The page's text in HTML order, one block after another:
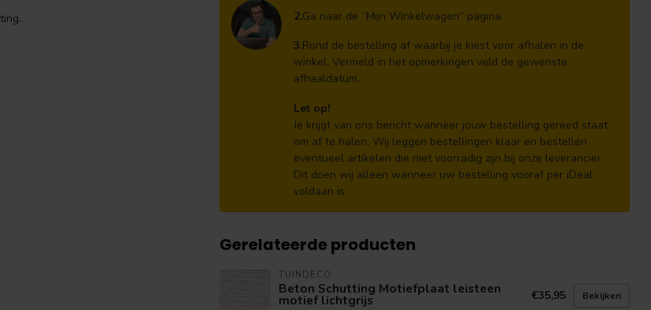
2.Ga naar de “Mijn Winkelwagen” pagina.
3.Rond de bestelling af waarbij je kiest voor afhalen in de
winkel. Vermeld in het opmerkingen veld de gewenste
afhaaldatum.
Let op!
Je krijgt van ons bericht wanneer jouw bestelling gereed staat
om af te halen. Wij leggen bestellingen klaar en bestellen
eventueel artikelen die niet voorradig zijn bij onze leverancier.
Dit doen wij alleen wanneer uw bestelling vooraf per iDeal
voldaan is.
Gerelateerde producten
TUINDECO
Beton Schutting Motiefplaat leisteen
motief lichtgrijs €35,95 Bekijken